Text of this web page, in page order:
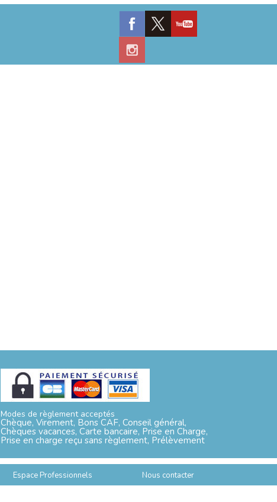
Modes de règlement acceptés
Chèque, Virement, Bons CAF, Conseil général,
Chèques vacances, Carte bancaire, Prise en Charge,
Prise en charge reçu sans règlement, Prélèvement
Espace Professionnels
Nous contacter